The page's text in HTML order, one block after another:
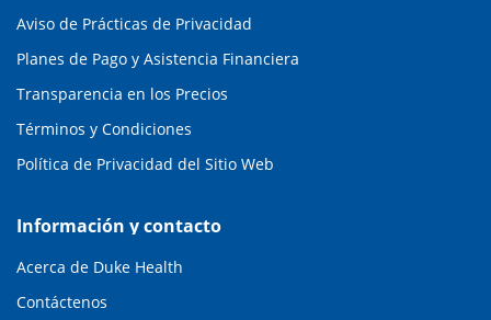
Aviso de Prácticas de Privacidad
Planes de Pago y Asistencia Financiera
Transparencia en los Precios
Términos y Condiciones
Política de Privacidad del Sitio Web
Información y contacto
Acerca de Duke Health
Contáctenos